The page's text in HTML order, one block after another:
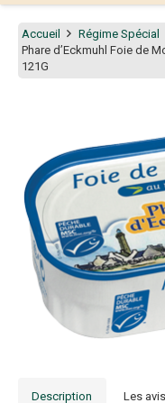
Accueil Régime Spécial
Phare d’Eckmuhl Foie de
121G
Description Les avis